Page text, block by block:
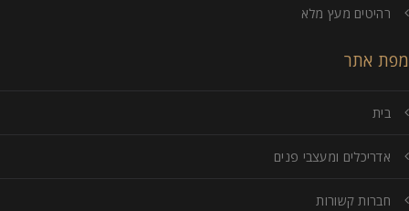
רהיטים מעץ מלא
מפת אתר
בית
אדריכלים ומעצבי פנים
חברות קשורות